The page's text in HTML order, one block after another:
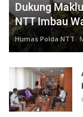
Dukung
NTT Imbau
Humas Polda NTT